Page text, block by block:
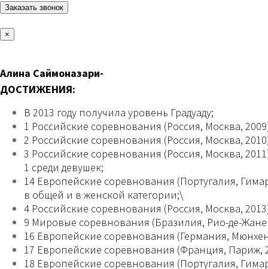
×
Алина Саймоназари-
ДОСТИЖЕНИЯ:
В 2013 году получила уровень Градуаду;
1 Российские соревнования (Россия, Москва,
2 Российские соревнования (Россия, Москва,
3 Российские соревнования (Россия, Москва,
1 среди девушек;
14 Европейские соревнования (Португалия,
в общей и в женской категории;\
4 Российские соревнования (Россия, Москва,
9 Мировые соревнования (Бразилия, Рио-де-
16 Европейские соревнования (Германия,
17 Европейские соревнования (Франция, Париж,
18 Европейские соревнования (Португалия,